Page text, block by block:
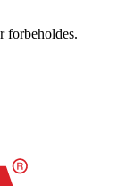
forbeholdes.